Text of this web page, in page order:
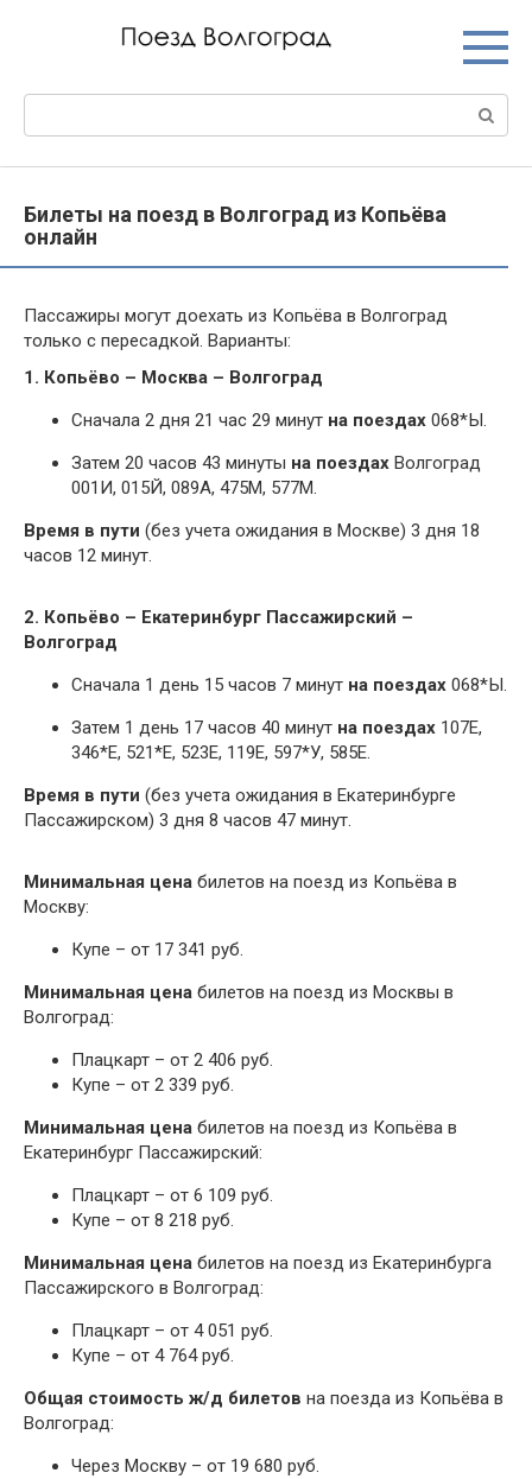
Билеты на поезд в Волгоград из Копьёва
онлайн
Пассажиры могут доехать из Копьёва в Волгоград
только с пересадкой. Варианты:
1. Копьёво – Москва – Волгоград
Сначала 2 дня 21 час 29 минут на поездах 068*Ы.
Затем 20 часов 43 минуты на поездах Волгоград
001И, 015Й, 089А, 475М, 577М.
Время в пути (без учета ожидания в Москве) 3 дня 18
часов 12 минут.
2. Копьёво – Екатеринбург Пассажирский –
Волгоград
Сначала 1 день 15 часов 7 минут на поездах 068*Ы.
Затем 1 день 17 часов 40 минут на поездах 107Е,
346*Е, 521*Е, 523Е, 119Е, 597*У, 585Е.
Время в пути (без учета ожидания в Екатеринбурге
Пассажирском) 3 дня 8 часов 47 минут.
Минимальная цена билетов на поезд из Копьёва в
Москву:
Купе – от 17 341 руб.
Минимальная цена билетов на поезд из Москвы в
Волгоград:
Плацкарт – от 2 406 руб.
Купе – от 2 339 руб.
Минимальная цена билетов на поезд из Копьёва в
Екатеринбург Пассажирский:
Плацкарт – от 6 109 руб.
Купе – от 8 218 руб.
Минимальная цена билетов на поезд из Екатеринбурга
Пассажирского в Волгоград:
Плацкарт – от 4 051 руб.
Купе – от 4 764 руб.
Общая стоимость ж/д билетов на поезда из Копьёва в
Волгоград:
Через Москву – от 19 680 руб.